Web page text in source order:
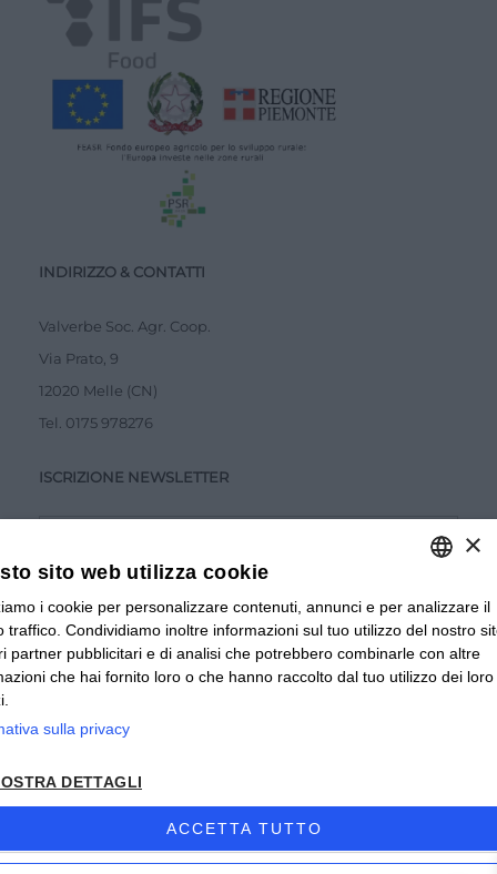
INDIRIZZO & CONTATTI
Valverbe Soc. Agr. Coop.
Via Prato, 9
12020 Melle (CN)
Tel. 0175 978276
ISCRIZIONE NEWSLETTER
Accetto la Privacy Policy
INVIA
Privacy policy|
Condizioni di Vendita Rivenditori
Accessibilità| Sito creato daetinet.it
ITALIAN
FRENCH
×
sito web utilizza cookie
i cookie per personalizzare contenuti, annunci e per analizzare il
traffico. Condividiamo inoltre informazioni sul tuo utilizzo del nostro
partner pubblicitari e di analisi che potrebbero combinarle con altre
che hai fornito loro o che hanno raccolto dal tuo utilizzo dei loro
sulla privacy
DETTAGLI
ACCETTA TUTTO